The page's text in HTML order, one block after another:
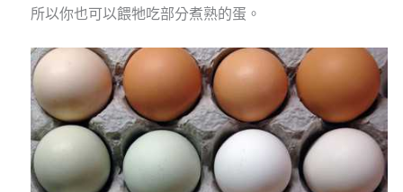
所以你也可以餵牠吃部分煮熟的蛋。